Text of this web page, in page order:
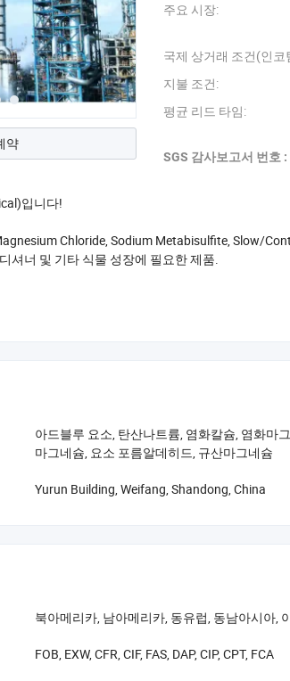
약
주요 시장:
국제 상거래 조건(인코
지불 조건:
평균 리드 타임:
SGS 감사보고서 번호 :
입니다!
Chloride, Sodium Metabisulfite, Slow/
셔너 및 기타 식물 성장에 필요한 제품.
구축하고 있으며 연간 생산 능력이 700만 톤에 달하
과 재능 경작을 위해
희와 함께 참가하기 위해 500
아드블루 요소, 탄산나트륨, 염화칼슘, 염화마
마그네슘, 요소 포름알데히드, 규산마그네슘
Yurun Building, Weifang, Shandong, China
북아메리카, 남아메리카, 동유럽, 동남아시아,
FOB, EXW, CFR, CIF, FAS, DAP, CIP, CPT, FCA